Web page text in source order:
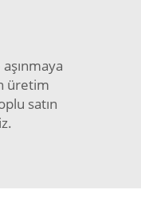
üretim
satın